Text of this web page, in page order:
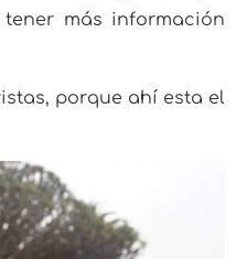
más información
porque ahí esta el